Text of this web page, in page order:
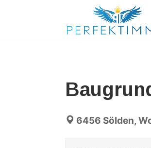
6456 Sölden,